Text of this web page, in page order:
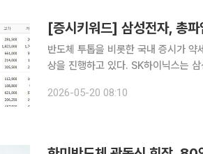
[증시키워드] 삼성전자, 총
반도체 투톱을 비롯한 국내 증시가
상을 진행하고 있다. SK하이닉스는
2026-05-20 08:10